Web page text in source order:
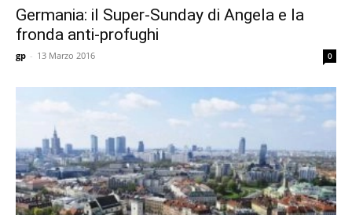
Germania: il Super-Sunday di Angela e la
fronda anti-profughi
gp - 13 Marzo 2016 0